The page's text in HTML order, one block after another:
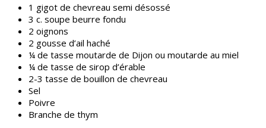
1 gigot de chevreau semi désossé
3 c. soupe beurre fondu
2 oignons
2 gousse d’ail haché
¼ de tasse moutarde de Dijon ou moutarde au miel
¼ de tasse de sirop d’érable
2-3 tasse de bouillon de chevreau
Sel
Poivre
Branche de thym